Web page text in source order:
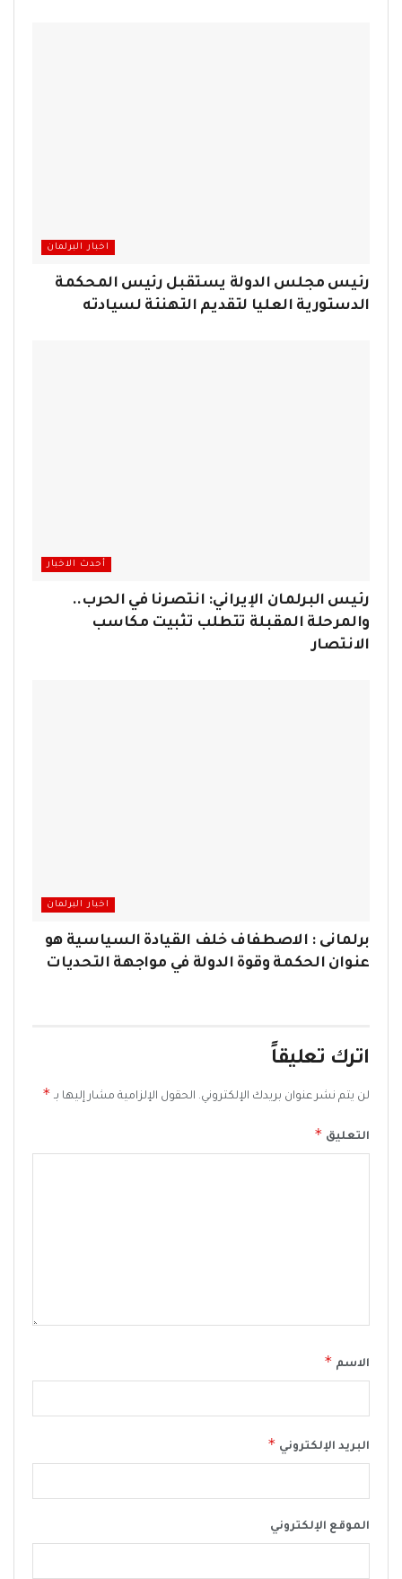
اخبار البرلمان
رئيس مجلس الدولة يستقبل رئيس المحكمة
الدستورية العليا لتقديم التهنئة لسيادته
أحدث الاخبار
رئيس البرلمان الإيراني: انتصرنا في الحرب..
والمرحلة المقبلة تتطلب تثبيت مكاسب
الانتصار
اخبار البرلمان
برلمانى : الاصطفاف خلف القيادة السياسية هو
عنوان الحكمة وقوة الدولة في مواجهة التحديات
اترك تعليقاً
لن يتم نشر عنوان بريدك الإلكتروني. الحقول الإلزامية مشار إليها بـ *
التعليق *
الاسم *
البريد الإلكتروني *
الموقع الإلكتروني